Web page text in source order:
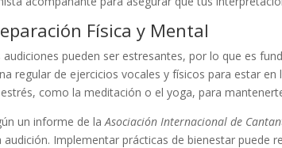
Física y Mental
audiciones pueden ser estresantes, por lo que es
regular de ejercicios vocales y físicos para estar
como la meditación o el yoga, para
un informe de laAsociación Internacional de
audición. Implementar prácticas de bienestar puede